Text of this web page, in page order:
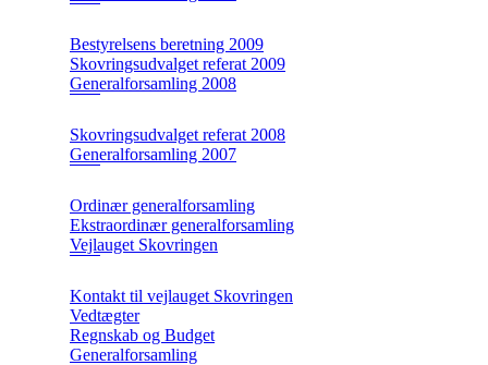
Bestyrelsens beretning 2009
Skovringsudvalget referat 2009
Generalforsamling 2008
Skovringsudvalget referat 2008
Generalforsamling 2007
Ordinær generalforsamling
Ekstraordinær generalforsamling
Vejlauget Skovringen
Kontakt til vejlauget Skovringen
Vedtægter
Regnskab og Budget
Generalforsamling